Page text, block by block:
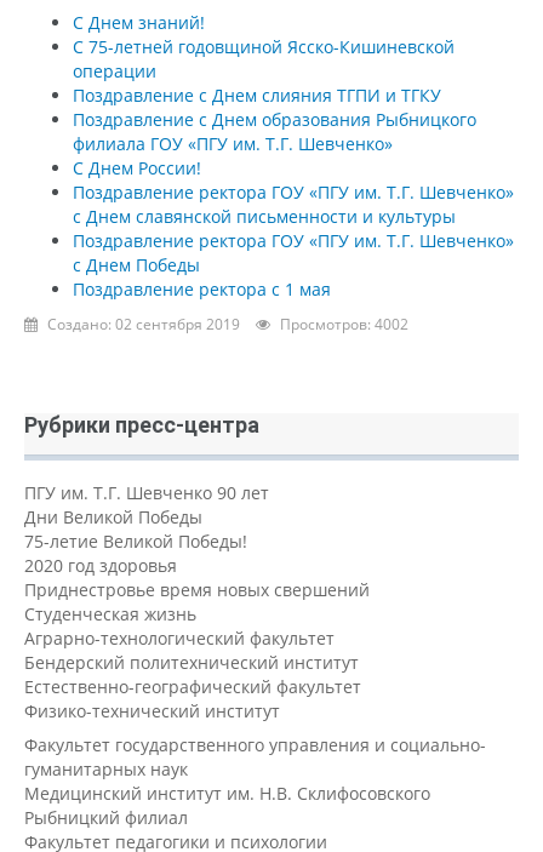
С Днем знаний!
С 75-летней годовщиной Ясско-Кишиневской
операции
Поздравление с Днем слияния ТГПИ и ТГКУ
Поздравление с Днем образования Рыбницкого
филиала ГОУ «ПГУ им. Т.Г. Шевченко»
С Днем России!
Поздравление ректора ГОУ «ПГУ им. Т.Г. Шевченко»
с Днем славянской письменности и культуры
Поздравление ректора ГОУ «ПГУ им. Т.Г. Шевченко»
с Днем Победы
Поздравление ректора с 1 мая
Создано: 02 сентября 2019 Просмотров: 4002
Рубрики пресс-центра
ПГУ им. Т.Г. Шевченко 90 лет
Дни Великой Победы
75-летие Великой Победы!
2020 год здоровья
Приднестровье время новых свершений
Студенческая жизнь
Аграрно-технологический факультет
Бендерский политехнический институт
Естественно-географический факультет
Физико-технический институт
Факультет государственного управления и социально-
гуманитарных наук
Медицинский институт им. Н.В. Склифосовского
Рыбницкий филиал
Факультет педагогики и психологии